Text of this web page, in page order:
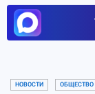
НОВОСТИ ОБЩЕСТВО